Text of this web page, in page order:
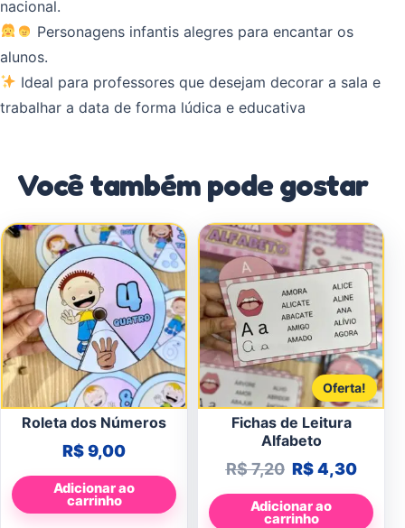
nacional.
Personagens infantis alegres para encantar os
alunos.
Ideal para professores que desejam decorar a sala e
trabalhar a data de forma lúdica e educativa
Você também pode gostar
Roleta dos Números
R$9,00
Adicionar ao
carrinho
Oferta!
Fichas de Leitura
Alfabeto
R$7,20 O preço
R$4,30O
Adicionar ao
carrinho